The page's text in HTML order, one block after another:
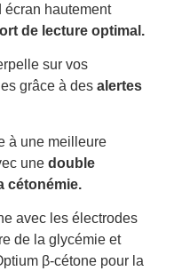
écran hautement
de lecture optimal.
sur vos
grâce à des alertes
à une meilleure
une double
cétonémie.
avec les électrodes
de la glycémie et
β-cétone pour la